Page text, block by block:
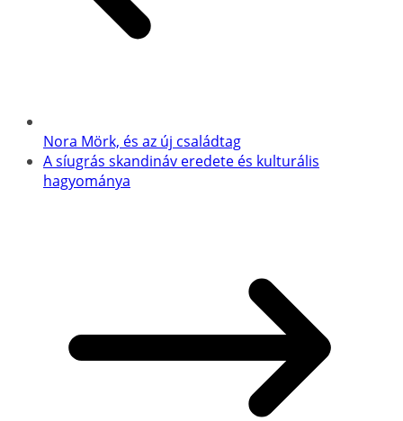
Nora Mörk, és az új családtag
A síugrás skandináv eredete és kulturális
hagyománya